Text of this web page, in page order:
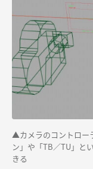
▲カメラのコントロー
ン」や「TB／TU」と
きる